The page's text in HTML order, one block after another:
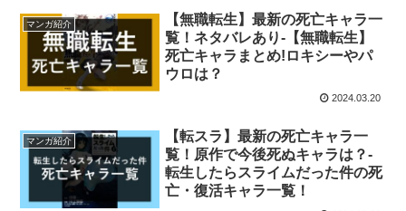
マンガ紹介
【無職転生】最新の死亡キャラ一
覧！ネタバレあり-【無職転生】
死亡キャラまとめ!ロキシーやパ
ウロは？
2024.03.20
マンガ紹介
【転スラ】最新の死亡キャラ一
覧！原作で今後死ぬキャラは？-
転生したらスライムだった件の死
亡・復活キャラ一覧！